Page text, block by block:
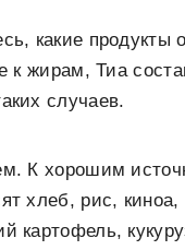
какие продукты
к жирам, Тиа
случаев.
К хорошим
хлеб, рис,
картофель,